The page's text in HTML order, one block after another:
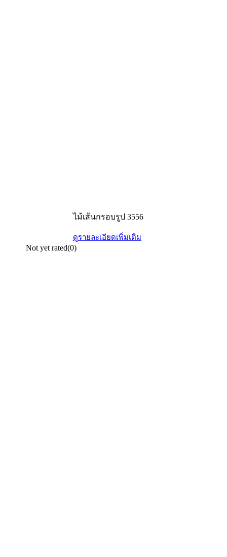
ไม้เส้นกรอบรูป 3556
ดูรายละเอียดเพิ่มเติม
Not yet rated(0)